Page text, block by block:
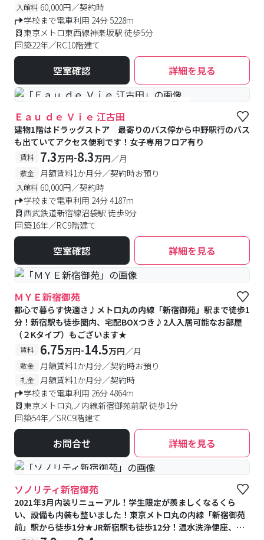
入館料 60,000円／契約時
学校まで電車利用 24分 5228m
東京メトロ東西線神楽坂駅 徒歩5分
築22年／RC10階建て
空室確認 詳細を見る
#女性専用フロアあり #予約受付中 #空室待ち
Ｅａｕ ｄｅ Ｖｉｅ 江古田
建物1階はドラッグストア 最寄りのバス停から中野駅行のバス
も出ていてアクセス便利です！女子専用フロア有り
賃料 7.3万円-8.3万円／月
敷金 月額賃料1か月分／契約時お預り
入館料 60,000円／契約時
学校まで電車利用 24分 4187m
西武鉄道新宿線沼袋駅 徒歩9分
築16年／RC9階建て
空室確認 詳細を見る
ＭＹＥ新宿御苑
都心で暮らす快適さ♪メトロ丸の内線「新宿御苑」駅まで徒歩1
分！新宿駅も徒歩圏内、宅配BOXつき♪2人入居可能なお部屋
（２Kタイプ）もございます★
賃料 6.75万円-14.5万円／月
敷金 月額賃料1か月分／契約時お預り
礼金
月額賃料1か月分／契約時
学校まで電車利用 26分 4864m
東京メトロ丸ノ内線新宿御苑前駅 徒歩1分
築54年／SRC9階建て
お問合せ 詳細を見る
#予約受付中 #空室待ち
ソノリティ新宿御苑
2021年3月内装リニューアル！学生限定が羨ましくなるくら
い、設備も内装も整いました！東京メトロ丸の内線「新宿御苑
前」駅から徒歩1分★JR新宿駅も徒歩12分！温水洗浄便座、浴